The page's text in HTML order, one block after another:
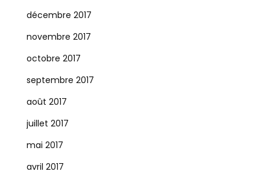
décembre 2017
novembre 2017
octobre 2017
septembre 2017
août 2017
juillet 2017
mai 2017
avril 2017